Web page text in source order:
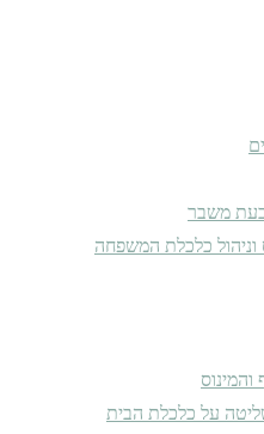
בעת משבר
וניהול כלכלת המשפחה
על כלכלת הבית